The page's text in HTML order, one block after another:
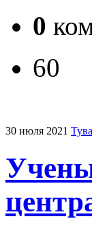
0
60
30 июля 2021 Тува